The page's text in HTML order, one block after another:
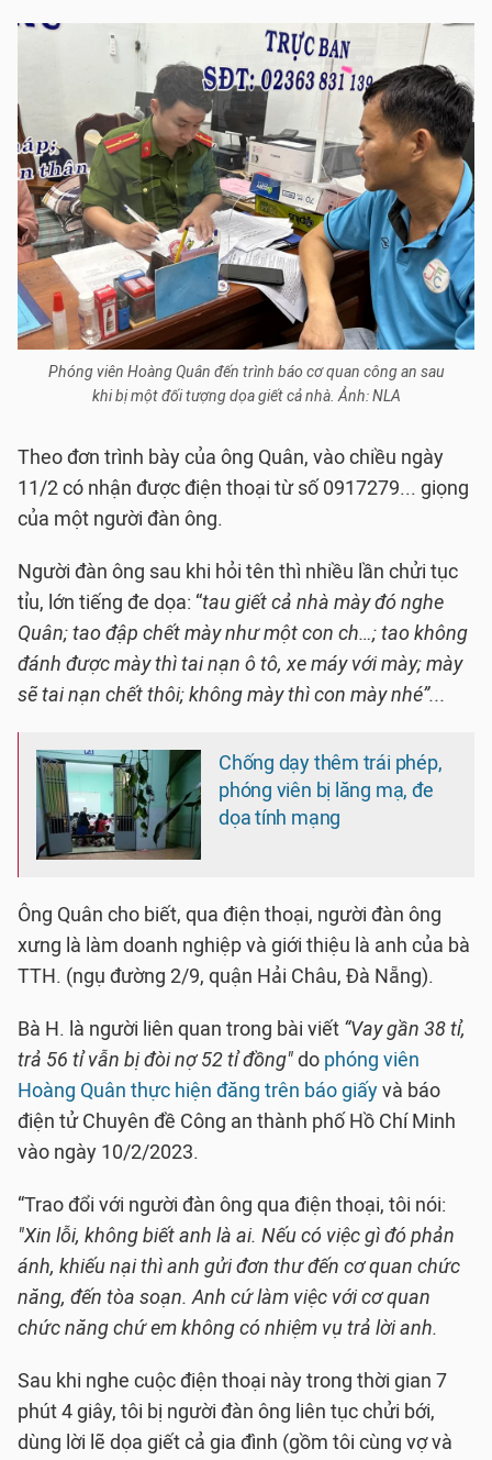
Phóng viên Hoàng Quân đến trình báo cơ quan công an sau
khi bị một đối tượng dọa giết cả nhà. Ảnh: NLA
Theo đơn trình bày của ông Quân, vào chiều ngày
11/2 có nhận được điện thoại từ số 0917279... giọng
của một người đàn ông.
Người đàn ông sau khi hỏi tên thì nhiều lần chửi tục
tỉu, lớn tiếng đe dọa: “tau giết cả nhà mày đó nghe
Quân; tao đập chết mày như một con ch…; tao không
đánh được mày thì tai nạn ô tô, xe máy với mày; mày
sẽ tai nạn chết thôi; không mày thì con mày nhé”...
Chống dạy thêm trái phép,
phóng viên bị lăng mạ, đe
dọa tính mạng
Ông Quân cho biết, qua điện thoại, người đàn ông
xưng là làm doanh nghiệp và giới thiệu là anh của bà
TTH. (ngụ đường 2/9, quận Hải Châu, Đà Nẵng).
Bà H. là người liên quan trong bài viết “Vay gần 38 tỉ,
trả 56 tỉ vẫn bị đòi nợ 52 tỉ đồng"do phóng viên
Hoàng Quân thực hiện đăng trên báo giấyvà báo
điện tử Chuyên đề Công an thành phố Hồ Chí Minh
vào ngày 10/2/2023.
“Trao đổi với người đàn ông qua điện thoại, tôi nói:
"Xin lỗi, không biết anh là ai. Nếu có việc gì đó phản
ánh, khiếu nại thì anh gửi đơn thư đến cơ quan chức
năng, đến tòa soạn. Anh cứ làm việc với cơ quan
chức năng chứ em không có nhiệm vụ trả lời anh.
Sau khi nghe cuộc điện thoại này trong thời gian 7
phút 4 giây, tôi bị người đàn ông liên tục chửi bới,
dùng lời lẽ dọa giết cả gia đình (gồm tôi cùng vợ và